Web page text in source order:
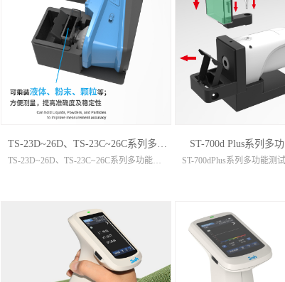
TS-23D~26D、TS-23C~26C系列多功能测试组件
TS-23D~26D、TS-23C~26C系列多功能测试组件安装使用说明1.用卧式测量组件进行测量时，仪器需要处于卧倒状态。如图1，将仪器装上平底口径，作好相关设置后，按图示方向装入仪器。2.比色皿紧...
ST-700d Plus系列多